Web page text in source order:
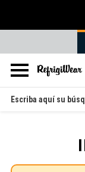
Buscar
en